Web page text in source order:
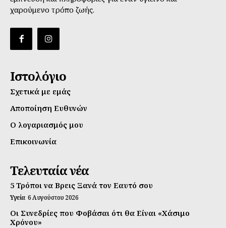
χαρούμενο τρόπο ζωής.
Ιστολόγιο
Σχετικά με εμάς
Αποποίηση Ευθυνών
Ο λογαριασμός μου
Επικοινωνία
Τελευταία νέα
5 Τρόποι να Βρεις Ξανά τον Εαυτό σου
Υγεία 6 Αυγούστου 2026
Οι Συνεδρίες που Φοβάσαι ότι θα Είναι «Χάσιμο
Χρόνου»